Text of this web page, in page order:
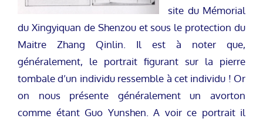
site du Mémorial
du Xingyiquan de Shenzou et sous le protection du
Maitre Zhang Qinlin. Il est à noter que,
généralement, le portrait figurant sur la pierre
tombale d’un individu ressemble à cet individu ! Or
on nous présente généralement un avorton
comme étant Guo Yunshen. A voir ce portrait il